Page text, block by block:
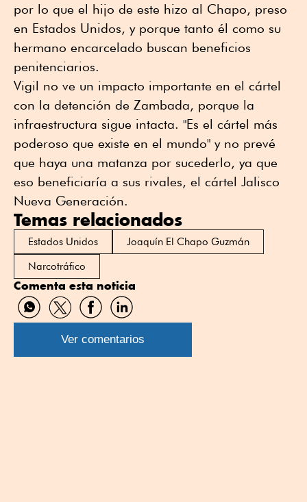
por lo que el hijo de este hizo al Chapo, preso
en Estados Unidos, y porque tanto él como su
hermano encarcelado buscan beneficios
penitenciarios.
Vigil no ve un impacto importante en el cártel
con la detención de Zambada, porque la
infraestructura sigue intacta. "Es el cártel más
poderoso que existe en el mundo" y no prevé
que haya una matanza por sucederlo, ya que
eso beneficiaría a sus rivales, el cártel Jalisco
Nueva Generación.
Temas relacionados
Estados Unidos
Joaquín El Chapo Guzmán
Narcotráfico
Comenta esta noticia
Compartir
por
WhatsApp
Compartir
por
Twitter
Compartir
por
Facebook
Compartir
por
Linkedin
Ver comentarios